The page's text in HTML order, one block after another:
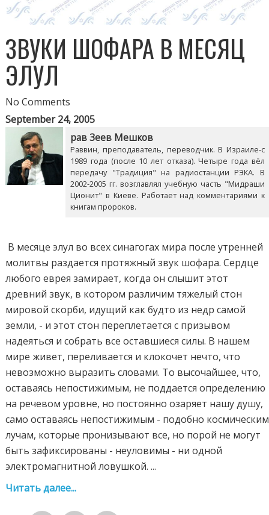
ЗВУКИ ШОФАРА В МЕСЯЦ
ЭЛУЛ
No Comments
September 24, 2005
рав Зеев Мешков
Раввин, преподаватель, переводчик. В Израиле-с
1989 года (после 10 лет отказа). Четыре года вёл
передачу "Традиция" на радиостанции РЭКА. В
2002-2005 гг. возглавлял учебную часть "Мидраши
Ционит" в Киеве. Работает над комментариями к
книгам пророков.
В месяце элул во всех синагогах мира после утренней
молитвы раздается протяжный звук шофара. Сердце
любого еврея замирает, когда он слышит этот
древний звук, в котором различим тяжелый стон
мировой скорби, идущий как будто из недр самой
земли, - и этот стон переплетается с призывом
надеяться и собрать все оставшиеся силы. В нашем
мире живет, переливается и клокочет нечто, что
невозможно выразить словами. То высочайшее, что,
оставаясь непостижимым, не поддается определению
на речевом уровне, но постоянно озаряет нашу душу,
само оставаясь непостижимым - подобно космическим
лучам, которые пронизывают все, но порой не могут
быть зафиксированы - неуловимы - ни одной
электромагнитной ловушкой. ...
Читать далее...